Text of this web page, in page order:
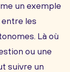
un exemple
les
Là où
ou une
suivre un